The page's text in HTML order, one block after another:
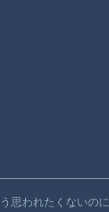
思われたくないのに